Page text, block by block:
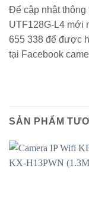
Để cập nhật thông
UTF128G-L4 mới
655 338 để được
tại Facebook
SẢN PHẨM